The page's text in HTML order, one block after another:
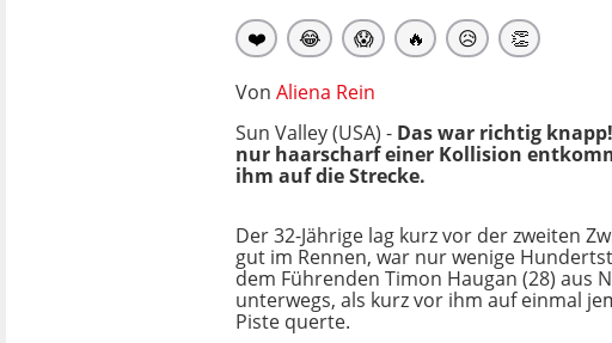
❤️ 😂 😱 🔥 😥 👏
Von Aliena Rein
Sun Valley (USA) - Das war richtig
nur haarscharf einer Kollision
ihm auf die Strecke.
Der 32-Jährige lag kurz vor der zweiten
gut im Rennen, war nur wenige
dem Führenden Timon Haugan (28) aus
unterwegs, als kurz vor ihm auf einmal
Piste querte.